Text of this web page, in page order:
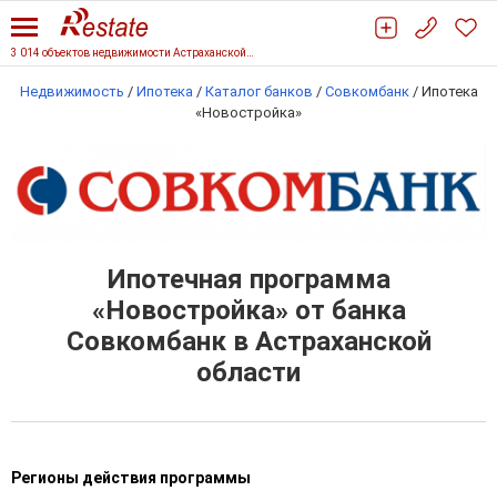
Недвижимость / Ипотека / Каталог банков / Совкомбанк / Ипотека
«Новостройка»
Ипотечная программа
«Новостройка» от банка
Совкомбанк в Астраханской
области
Регионы действия программы